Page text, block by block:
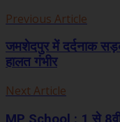
Previous Article
जमशेदपुर में दर्दनाक
हालत गंभीर
Next Article